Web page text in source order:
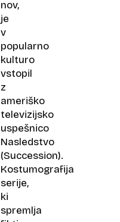
nov,
je
v
popularno
kulturo
vstopil
z
ameriško
televizijsko
uspešnico
Nasledstvo​
(Succession).
Kostumografija
serije,
ki
spremlja